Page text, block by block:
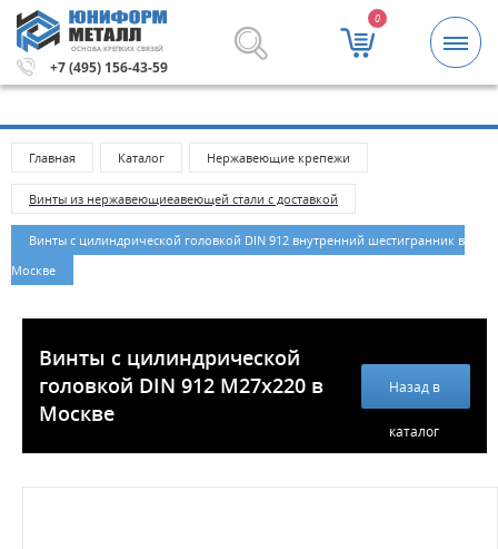
ОСНОВА КРЕПКИХ СВЯЗЕЙ
+7 (495) 156-43-59
0
Метизы и крепежные изделия оптом. Минимальная
Главная Каталог Нержавеющие крепежи
Винты из нержавеющиеавеющей стали с доставкой
Винты с цилиндрической головкой DIN 912 внутренний шестигранник в
Москве
Винты с цилиндрической
головкой DIN 912 M27x220 в
Москве
Назад в
каталог